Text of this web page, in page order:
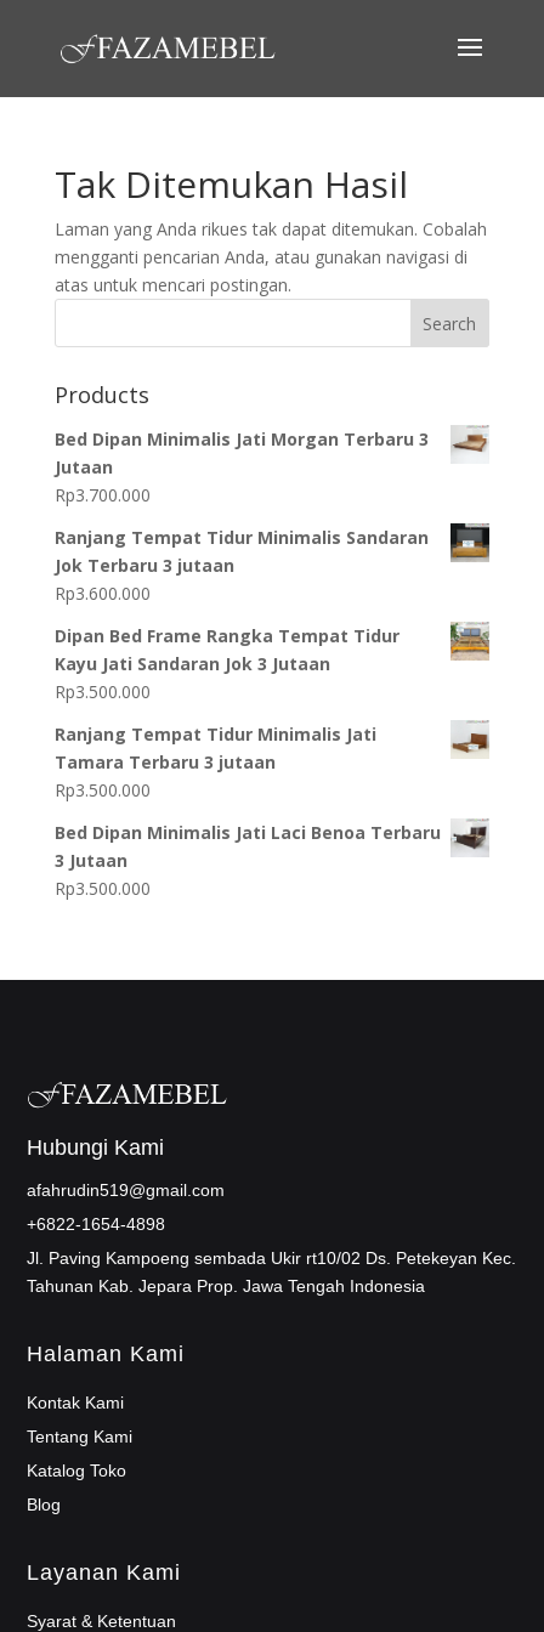
Tak Ditemukan Hasil
Laman yang Anda rikues tak dapat ditemukan. Cobalah
mengganti pencarian Anda, atau gunakan navigasi di
atas untuk mencari postingan.
Search
Products
Bed Dipan Minimalis Jati Morgan Terbaru 3
Jutaan
Rp3.700.000
Ranjang Tempat Tidur Minimalis Sandaran
Jok Terbaru 3 jutaan
Rp3.600.000
Dipan Bed Frame Rangka Tempat Tidur
Kayu Jati Sandaran Jok 3 Jutaan
Rp3.500.000
Ranjang Tempat Tidur Minimalis Jati
Tamara Terbaru 3 jutaan
Rp3.500.000
Bed Dipan Minimalis Jati Laci Benoa Terbaru
3 Jutaan
Rp3.500.000
Hubungi Kami
afahrudin519@gmail.com
+6822-1654-4898
Jl. Paving Kampoeng sembada Ukir rt10/02 Ds. Petekeyan Kec.
Tahunan Kab. Jepara Prop. Jawa Tengah Indonesia
Halaman Kami
Kontak Kami
Tentang Kami
Katalog Toko
Blog
Layanan Kami
Syarat & Ketentuan